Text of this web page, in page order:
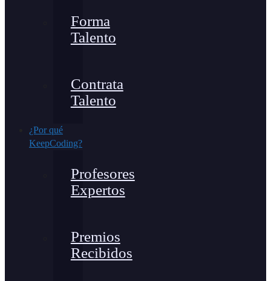
Forma
Talento
Contrata
Talento
¿Por qué
KeepCoding?
Profesores
Expertos
Premios
Recibidos